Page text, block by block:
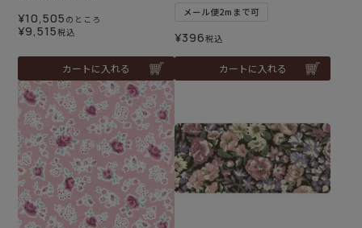
¥10,505 のところ
¥9,515税込
カートに入れる
メール便2mまで可
¥396税込
カートに入れる